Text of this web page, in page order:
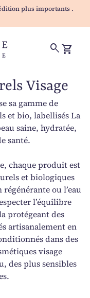
plus importants .
search Voir
shopping_cart
Visage
sa gamme de
et bio, labellisés La
saine, hydratée,
santé.
chaque produit est
et biologiques
régénérante ou l’eau
l’équilibre
protégeant des
artisanalement en
dans des
visage
des plus sensibles